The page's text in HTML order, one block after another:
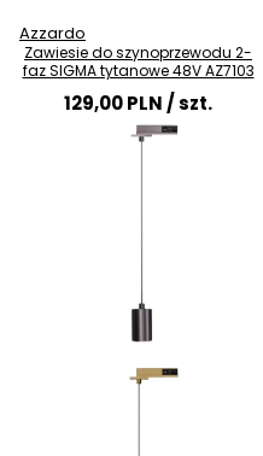
Azzardo
Zawiesie do szynoprzewodu 2-
faz SIGMA tytanowe 48V AZ7103
129,00 PLN/ szt.